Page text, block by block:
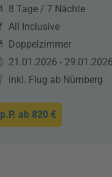
8 Tage / 7 Nächte
All Inclusive
Doppelzimmer
21.01.2026 -
inkl. Flug ab Nürnberg
p.P. ab 820 €